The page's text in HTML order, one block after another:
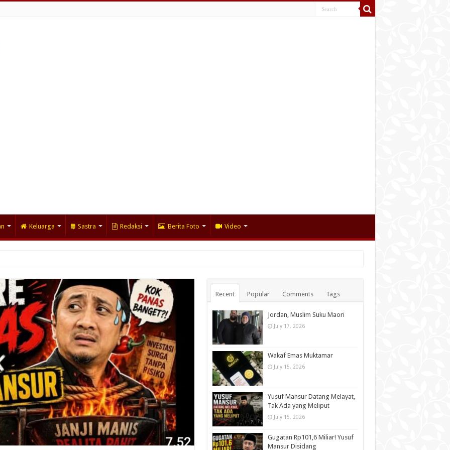
Keluarga Sastra Redaksi Berita Foto Video
Recent Popular Comments Tags
Jordan, Muslim Suku Maori
July 17, 2026
Wakaf Emas Muktamar
July 15, 2026
Yusuf Mansur Datang Melayat,
Tak Ada yang Meliput
July 15, 2026
Gugatan Rp101,6 Miliar! Yusuf
Mansur Disidang